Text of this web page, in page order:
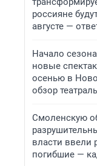
россияне
августе —
Начало
новые
осенью в
обзор
Смоленскую
власти ввели
погибшие —